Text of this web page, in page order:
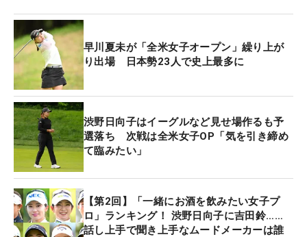
スコアを落とした。ラウンド後は「ほんとに悔しい
ですね。情けない」と、唇を噛む。
それでも予選落ちが2試合続いたところからの急浮
上。「優勝争いに加わって戦うことはすごく大事。
雰囲気だったり、そこでどういうゴルフができる
か。今後どうしたらいいのかを、この後、振り返っ
て復習したい」と、メジャーを目前に上昇のきっか
けもつかんだ。
「メジャーは耐えるゴルフが必要。最後の最後まで
諦めず、攻めるゴルフも大事になる。先々週に比べ
早川夏未が「全米女子オープン」繰り上が
り出場 日本勢23人で史上最多に
渋野日向子はイーグルなど見せ場作るも予
選落ち 次戦は全米女子OP「気を引き締め
て臨みたい」
【第2回】「一緒にお酒を飲みたい女子プ
ロ」ランキング！ 渋野日向子に吉田鈴……
話し上手で聞き上手なムードメーカーは誰